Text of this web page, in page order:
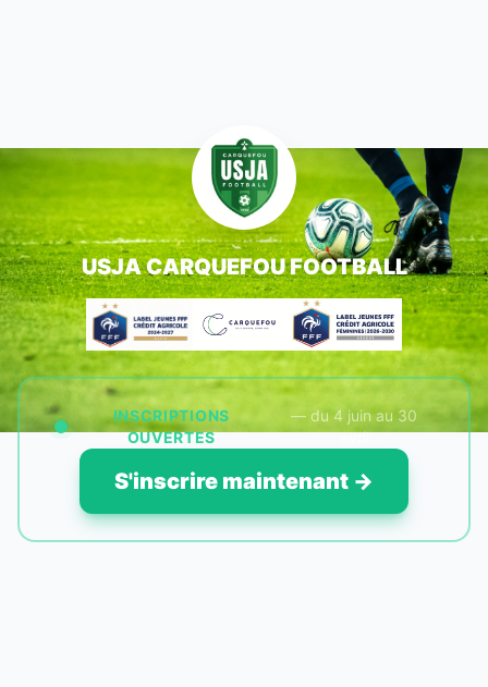
USJA CARQUEFOU FOOTBALL
INSCRIPTIONS
OUVERTES
— du 4 juin au 30
avril
S'inscrire maintenant →